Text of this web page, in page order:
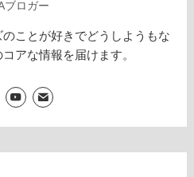
ブロガー
ことが好きでどうしようもな
アな情報を届けます。